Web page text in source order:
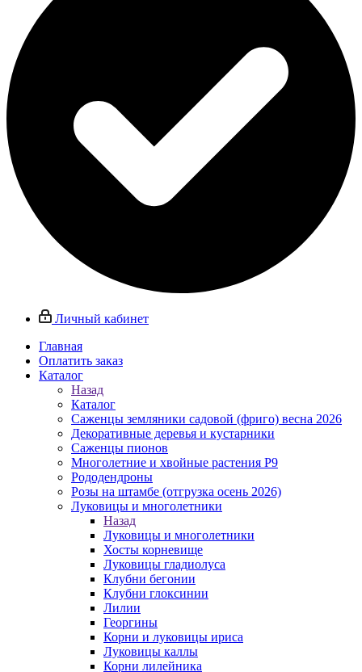
Личный кабинет
Главная
Оплатить заказ
Каталог
Назад
Каталог
Саженцы земляники садовой (фриго) весна 2026
Декоративные деревья и кустарники
Саженцы пионов
Многолетние и хвойные растения Р9
Рододендроны
Розы на штамбе (отгрузка осень 2026)
Луковицы и многолетники
Назад
Луковицы и многолетники
Хосты корневище
Луковицы гладиолуса
Клубни бегонии
Клубни глоксинии
Лилии
Георгины
Корни и луковицы ириса
Луковицы каллы
Корни лилейника